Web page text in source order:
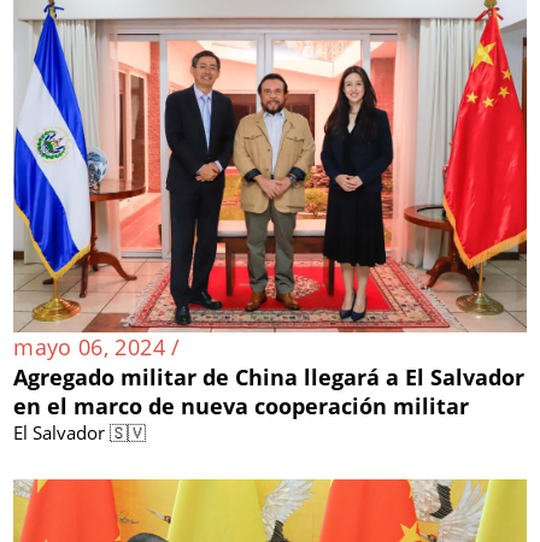
mayo 06, 2024 /
Agregado militar de China llegará a El Salvador
en el marco de nueva cooperación militar
El Salvador 🇸🇻